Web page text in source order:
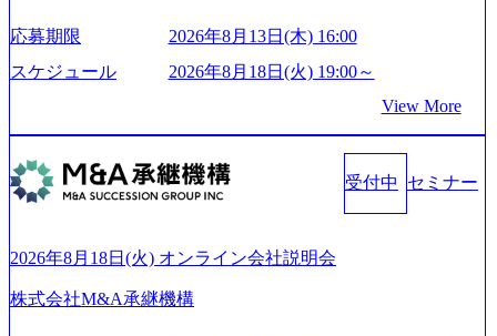
mages/20250502152751_46c65543-87ef-4e86-a85a-8649e1c532f9
_956x512.webp https://storage.googleapis.com/our-vision-producti
on.appspot.com/public/images/20250502152804_ba6aaa1a-9ffc-4f
m/our-vision-production.appspot.com/public/images/202505021528
ンプレクス社は、FinTech領域に強みを持つITコンサルティ
ング会社で、NRI、NTTDATAと同じく世界のFinTech Ranki
ngsTop 100企業にも選出されている。ITコンサルティング、
特長 ビジネスへの深い理解を持つコンサルタントが集うXs
pearと、最先端テクノロジーに深い知見を持つシンプレクス
社またはグループ会社との協力体制を築いている Xspear社
世界トップクラスのシェアを有している 技術と対話を通じ
て未来を創造し、社会課題の解決に貢献することを目指し
ている Mission:私たちの技術/私たちの対話 Vision:夢を未来
話 IoT社会の浸透、AIの加速等により半導体需要は世界中で
急伸長しており、それに伴い半導体製造装置の需要も伸長
中 https://storage.googleapis.com/our-vision-production.appspot.co
m/public/images/20260224131045_0fee4978-bb25-43a7-a367-542
6b95cd599_1200x543.webp https://storage.googleapis.com/our-visi
cb8-329e-4a45-a8f5-73d9728b2cd7_1200x486.webp https://storag
e.googleapis.com/our-vision-production.appspot.com/public/image
s/20260224131100_d8b3379f-6e64-4566-aea4-924f21977d35_120
0x460.webp https://storage.googleapis.com/our-vision-production.a
応募期限
2026年8月13日(木) 16:00
スケジュール
2026年8月18日(火) 19:00～
View More
受付中 セミナー
2026年8月18日(火) オンライン会社説明会
株式会社M&A承継機構